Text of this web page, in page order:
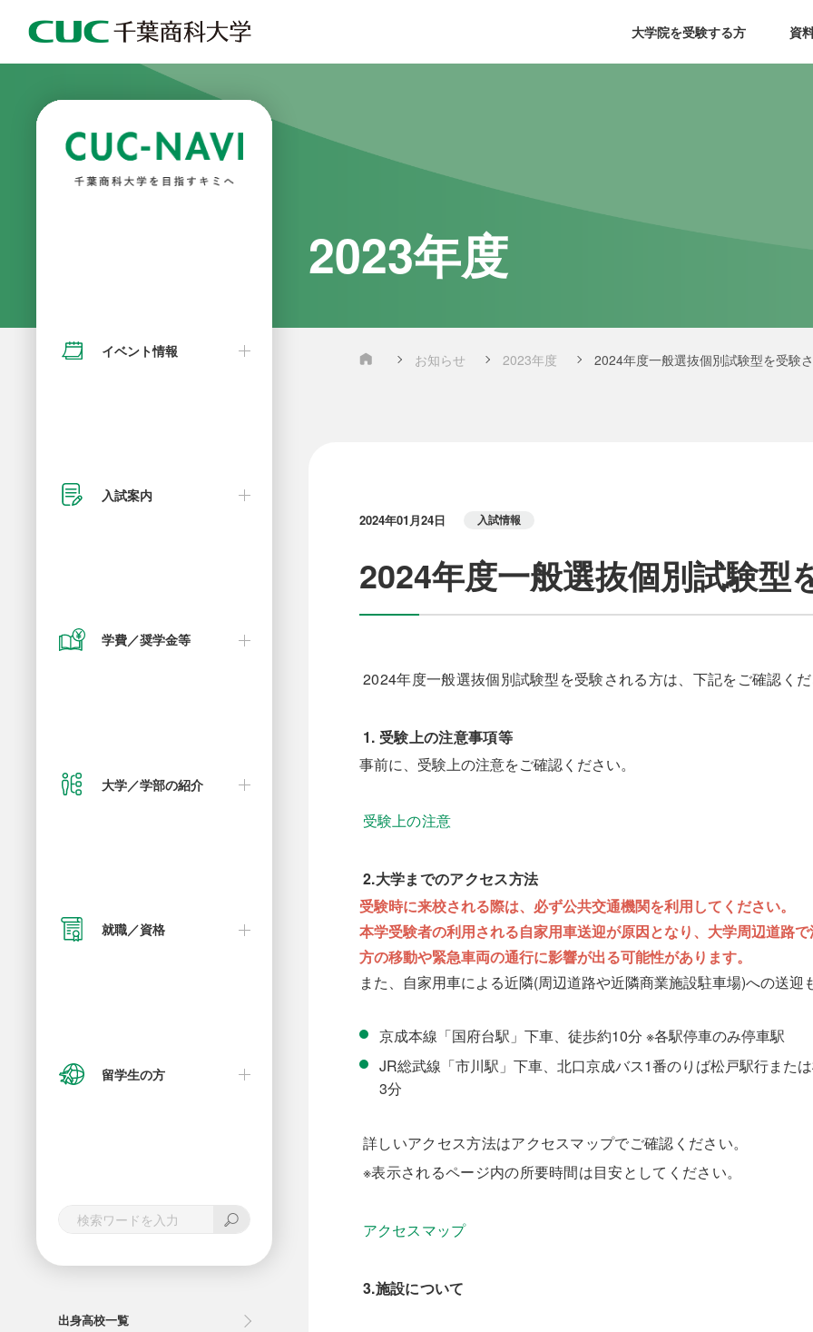
大学院を受験する方 資
イベント情報
オープンキャンパス
入試案内
入試情報
オンライン面接
出身高校一覧
学費／奨学金等
学費
大学／学部の紹介
基盤教育機構
人間社会学部
2025年度以降新教育体制
就職／資格
就職サポート
留学生の方
外国人留学生対象イベント
就職について
2023年度
お知らせ 2023年度 2024年度一般選抜個別試験型を受験
2024年01月24日 入試情報
2024年度一般選抜個別試験型
2024年度一般選抜個別試験型を受験される方は、下記をご確認くだ
1. 受験上の注意事項等
事前に、受験上の注意をご確認ください。
受験上の注意
2.大学までのアクセス方法
受験時に来校される際は、必ず公共交通機関を利用してください。
本学受験者の利用される自家用車送迎が原因となり、大学周辺道路
方の移動や緊急車両の通行に影響が出る可能性があります。
また、自家用車による近隣(周辺道路や近隣商業施設駐車場)への送迎
京成本線「国府台駅」下車、徒歩約10分 ※各駅停車のみ停車駅
JR総武線「市川駅」下車、北口京成バス1番のりば松戸駅行また
3分
詳しいアクセス方法はアクセスマップでご確認ください。
※表示されるページ内の所要時間は目安としてください。
アクセスマップ
3.施設について